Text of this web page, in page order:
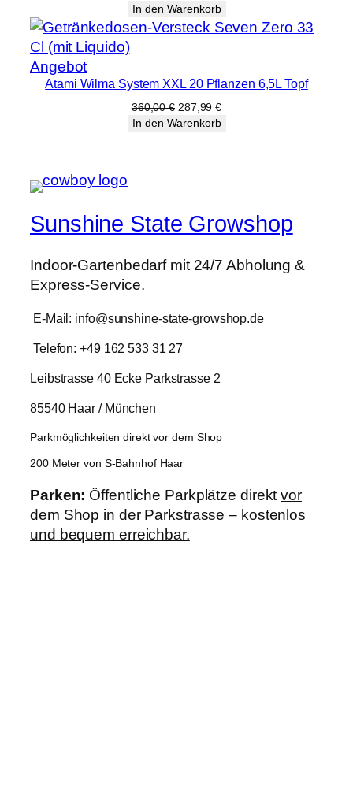
Preis
war:
380,00 €
Preis
ist:
303,99 €.
In den Warenkorb
AngebotProdukt
im
Angebot
Atami Wilma System XXL 20 Pflanzen 6,5L Topf
360,00€ Ursprünglicher
Preis
287,99€Aktueller
Preis
In den Warenkorb
Sunshine State Growshop
Indoor-Gartenbedarf mit 24/7 Abholung &
Express-Service.
E-Mail: info@sunshine-state-growshop.de
Telefon: +49 162 533 31 27
Leibstrasse 40 Ecke Parkstrasse 2
85540 Haar / München
Parkmöglichkeiten direkt vor dem Shop
200 Meter von S-Bahnhof Haar
Parken: Öffentliche Parkplätze direktvor
dem Shop in der Parkstrasse – kostenlos
und bequem erreichbar.